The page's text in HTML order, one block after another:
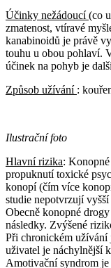
Účinky nežádoucí(co
zmatenost, vtíravé
kanabinoidů je právě
touhu u obou pohlaví.
účinek na pohyb je
Způsob užívání :
Ilustrační foto
Hlavní rizika:
propuknutí toxické
konopí (čím více
studie nepotvrzují
Obecně konopné
následky. Zvýšené
Při chronickém užívání
uživatel je náchylnější
Amotivační syndrom je